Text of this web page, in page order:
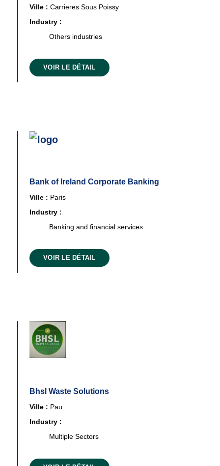
Ville : Carrieres Sous Poissy
Industry :
Others industries
VOIR LE DÉTAIL
Bank of Ireland Corporate Banking
Ville : Paris
Industry :
Banking and financial services
VOIR LE DÉTAIL
Bhsl Waste Solutions
Ville : Pau
Industry :
Multiple Sectors